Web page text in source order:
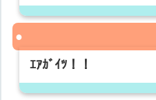
ｴｱｶﾞｲﾂ！！